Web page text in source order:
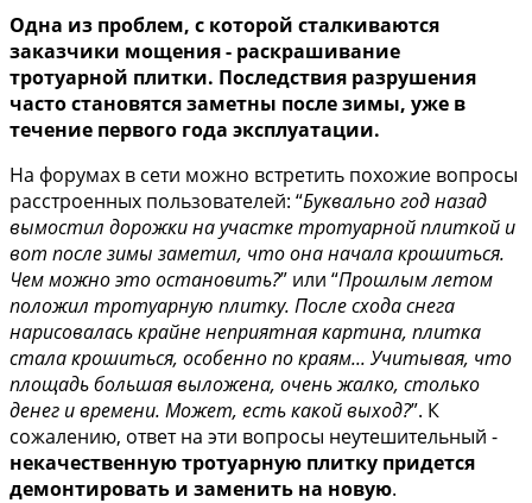
Одна из проблем, с которой сталкиваются
заказчики мощения - раскрашивание
тротуарной плитки. Последствия разрушения
часто становятся заметны после зимы, уже в
течение первого года эксплуатации.
На форумах в сети можно встретить похожие вопросы
расстроенных пользователей: “Буквально год назад
вымостил дорожки на участке тротуарной плиткой и
вот после зимы заметил, что она начала крошиться.
Чем можно это остановить?” или “Прошлым летом
положил тротуарную плитку. После схода снега
нарисовалась крайне неприятная картина, плитка
стала крошиться, особенно по краям... Учитывая, что
площадь большая выложена, очень жалко, столько
денег и времени. Может, есть какой выход?”. К
сожалению, ответ на эти вопросы неутешительный -
некачественную тротуарную плитку придется
демонтировать и заменить на новую.